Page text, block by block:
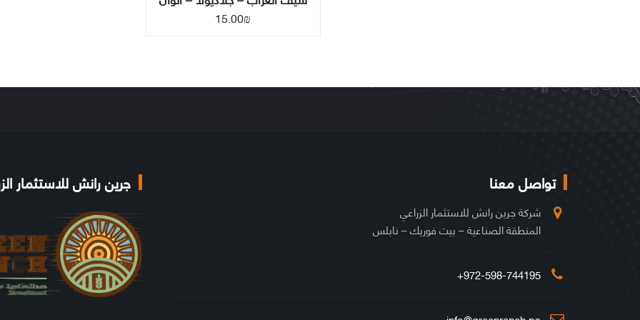
15.00₪
جرين رانش للاستثمار تواصل معنا
شركة جرين رانش للاستثمار الزراعي
المنطقة الصناعية – بيت فوريك – نابلس
972-598-744195+